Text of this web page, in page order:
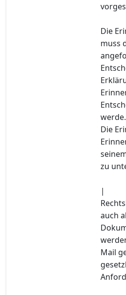
Die
muss
werde.
Die
zu
|
auch
Mail